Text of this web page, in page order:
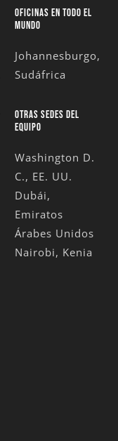
OFICINAS EN TODO EL
MUNDO
Johannesburgo,
Sudáfrica
OTRAS SEDES DEL
EQUIPO
Washington D.
C., EE. UU.
Dubái,
Emiratos
Árabes Unidos
Nairobi, Kenia